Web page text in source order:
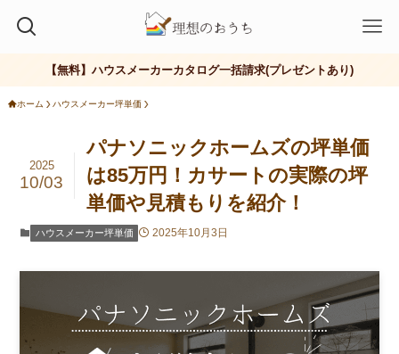
【無料】ハウスメーカーカタログ一括請求(プレゼントあり)
ホーム ハウスメーカー坪単価
パナソニックホームズの坪単価
は85万円！カサートの実際の坪
単価や見積もりを紹介！
2025
10/03
ハウスメーカー坪単価 2025年10月3日